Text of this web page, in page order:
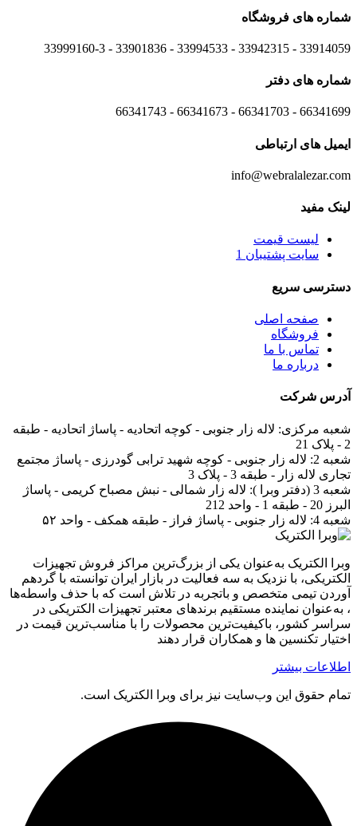
شماره های فروشگاه
33914059 - 33942315 - 33994533 - 33901836 - 33999160-3 ​
شماره های دفتر
66341699 - 66341703 - 66341673 - 66341743
ایمیل های ارتباطی
info@webralalezar.com
لینک مفید
لیست قیمت
سایت پشتیبان 1
دسترسی سریع
صفحه اصلی
فروشگاه
تماس با ما
درباره ما
آدرس شرکت
شعبه مرکزی: لاله زار جنوبی - کوچه اتحادیه - پاساژ اتحادیه - طبقه
2 - پلاک 21
شعبه 2:
لاله زار جنوبی - کوچه شهید ترابی گودرزی - پاساژ مجتمع
تجاری لاله زار - طبقه 3 - پلاک 3
شعبه 3 (دفتر وبرا ):
لاله زار شمالی - نبش مصباح کریمی - پاساژ
البرز 20 - طبقه 1 - واحد 212
شعبه 4:
لاله زار جنوبی - پاساژ فراز - طبقه همکف - واحد ۵۲
وبرا الکتریک به‌عنوان یکی از بزرگ‌ترین مراکز فروش تجهیزات
الکتریکی، با نزدیک به سه فعالیت در بازار ایران توانسته با گردهم‌
آوردن تیمی متخصص و باتجربه در تلاش است که با حذف واسطه‌ها
، به‌عنوان نماینده مستقیم برندهای معتبر تجهیزات الکتریکی در
سراسر کشور، باکیفیت‌ترین محصولات را با مناسب‌ترین قیمت در
اختیار تکنسین ها و همکاران قرار دهند
اطلاعات بیشتر
تمام حقوق اين وب‌سايت نیز برای وبرا الکتریک است.